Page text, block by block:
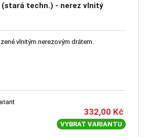
(stará techn.) - nerez vlnitý
vlnitým nerezovým drátem.
332,00 Kč
VYBRAT VARIANTU